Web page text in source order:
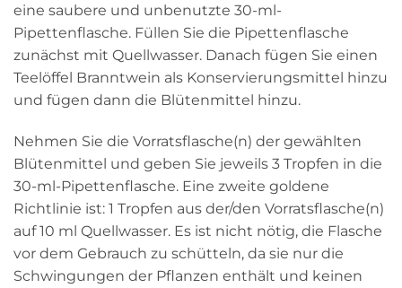
eine saubere und unbenutzte 30-ml-
Pipettenflasche. Füllen Sie die Pipettenflasche
zunächst mit Quellwasser. Danach fügen Sie einen
Teelöffel Branntwein als Konservierungsmittel hinzu
und fügen dann die Blütenmittel hinzu.
Nehmen Sie die Vorratsflasche(n) der gewählten
Blütenmittel und geben Sie jeweils 3 Tropfen in die
30-ml-Pipettenflasche. Eine zweite goldene
Richtlinie ist: 1 Tropfen aus der/den Vorratsflasche(n)
auf 10 ml Quellwasser. Es ist nicht nötig, die Flasche
vor dem Gebrauch zu schütteln, da sie nur die
Schwingungen der Pflanzen enthält und keinen